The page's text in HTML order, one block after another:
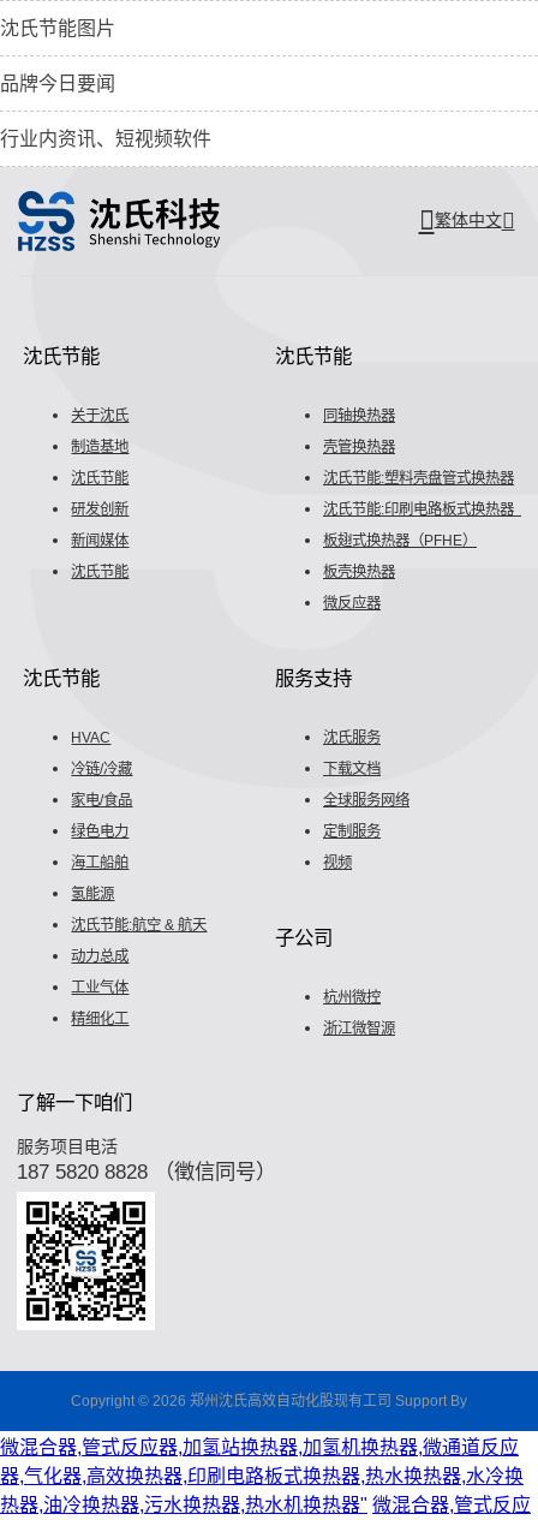
沈氏节能图片
品牌今日要闻
行业内资讯、短视频软件
繁体中文
沈氏节能
关于沈氏
制造基地
沈氏节能
研发创新
新闻媒体
沈氏节能
沈氏节能
同轴换热器
壳管换热器
沈氏节能:塑料壳盘管式换热器
沈氏节能:印刷电路板式换热器（
板翅式换热器（PFHE）
板壳换热器
微反应器
沈氏节能
HVAC
冷链/冷藏
家电/食品
绿色电力
海工船舶
氢能源
沈氏节能:航空 & 航天
动力总成
工业气体
精细化工
服务支持
沈氏服务
下载文档
全球服务网络
定制服务
视频
子公司
杭州微控
浙江微智源
了解一下咱们
服务项目电活
187 5820 8828 （徵信同号）
Copyright © 2026 郑州沈氏高效自动化股现有工司 Support By
微混合器,管式反应器,加氢站换热器,加氢机换热器,微通道反应
器,气化器,高效换热器,印刷电路板式换热器,热水换热器,水冷换
热器,油冷换热器,污水换热器,热水机换热器" 微混合器,管式反应